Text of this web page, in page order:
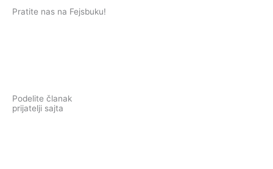
Pratite nas na Fejsbuku!
Podelite članak
prijatelji sajta